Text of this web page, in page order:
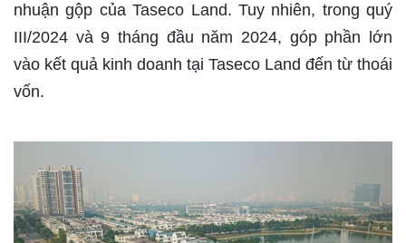
nhuận gộp của Taseco Land. Tuy nhiên, trong quý
III/2024 và 9 tháng đầu năm 2024, góp phần lớn
vào kết quả kinh doanh tại Taseco Land đến từ thoái
vốn.